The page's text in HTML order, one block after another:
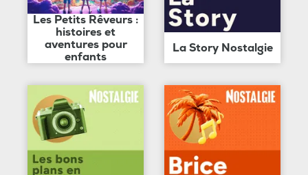
Les Petits Rêveurs :
histoires et
aventures pour
enfants
La Story Nostalgie